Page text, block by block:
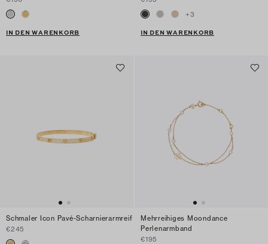
IN DEN WARENKORB
+3
IN DEN WARENKORB
Schmaler Icon Pavé-Scharnierarmreif
€245
Mehrreihiges Moondance
Perlenarmband
€195